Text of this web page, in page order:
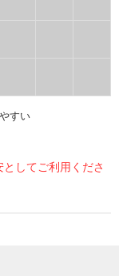
すい
してご利用くださ